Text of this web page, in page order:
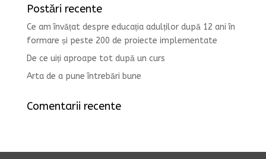
Postări recente
Ce am învățat despre educația adulților după 12 ani în
formare și peste 200 de proiecte implementate
De ce uiți aproape tot după un curs
Arta de a pune întrebări bune
Comentarii recente